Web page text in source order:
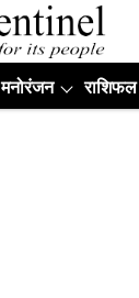
मनोरंजन राशिफल